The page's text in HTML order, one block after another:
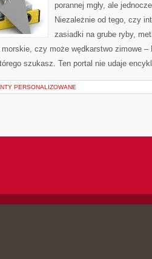
porannej mgły, ale
Niezależnie od tego, czy
zasiadki na grube ryby,
morskie, czy może wędkarstwo zimowe
szukasz. Ten portal nie udaje
PERSONALIZOWANE